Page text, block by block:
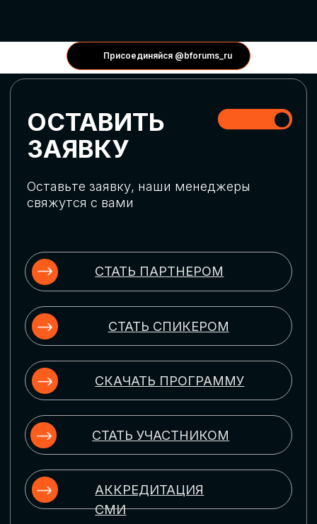
Присоединяйся @bforums_ru
ГЛОБАЛЬНАЯ
ЦИФРОВИЗАЦИЯ
актуальных трендов глобальной цифровой
трансформации. Узнаем о новых подходах
массовом использовании ИИ-
инструментов, обеспечении
ИСКУССТВЕННЫЙ
Узнаем как компании адаптируются к
новой ИИ-реальности. Как ИИ-
сотрудники становятся
«полноправными» членами команды, как
ИИ-помощники забирают на себя рутину
и как можно значительно увеличить
производительность без огромных
затрат на нейросети
ЦИФРОВИЗАЦИЯ
УПРАВЛЕНИЯ ПЕРСОНАЛОМ
Рассмотрим управление человеческим
комплексные решения для роста
производительности и кейсы
оптимизации процессов найма,
развития, оценки и удержания
ЦИФРОВИЗАЦИЯ
КЛИЕНТСКОГО СЕРВИСА